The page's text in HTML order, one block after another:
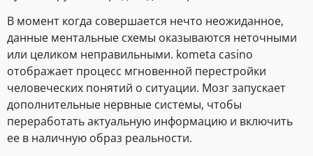
В момент когда совершается нечто неожиданное,
данные ментальные схемы оказываются неточными
или целиком неправильными. kometa casino
отображает процесс мгновенной перестройки
человеческих понятий о ситуации. Мозг запускает
дополнительные нервные системы, чтобы
переработать актуальную информацию и включить
ее в наличную образ реальности.